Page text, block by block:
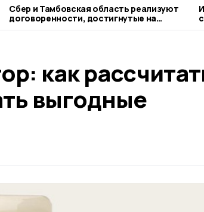
Сбер и Тамбовская область реализуют
договоренности, достигнутые на
ПМЭФ-2026
как
выгодные